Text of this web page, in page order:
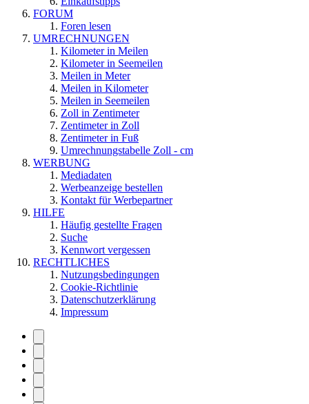
FORUM
Foren lesen
UMRECHNUNGEN
Kilometer in Meilen
Kilometer in Seemeilen
Meilen in Meter
Meilen in Kilometer
Meilen in Seemeilen
Zoll in Zentimeter
Zentimeter in Zoll
Zentimeter in Fuß
Umrechnungstabelle Zoll - cm
WERBUNG
Mediadaten
Werbeanzeige bestellen
Kontakt für Werbepartner
HILFE
Häufig gestellte Fragen
Suche
Kennwort vergessen
RECHTLICHES
Nutzungsbedingungen
Cookie-Richtlinie
Datenschutzerklärung
Impressum